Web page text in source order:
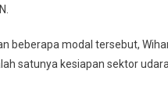
beberapa modal tersebut,
satunya kesiapan sektor